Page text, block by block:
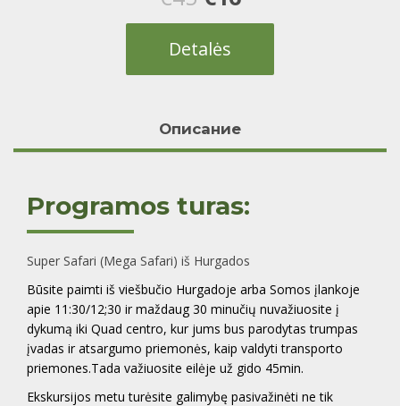
price
was:
price
is:
Detalės
Oписание
Programos turas:
Super Safari (Mega Safari) iš Hurgados
Būsite paimti iš viešbučio Hurgadoje arba Somos įlankoje
apie 11:30/12;30 ir maždaug 30 minučių nuvažiuosite į
dykumą iki Quad centro, kur jums bus parodytas trumpas
įvadas ir atsargumo priemonės, kaip valdyti transporto
priemones.Tada važiuosite eilėje už gido 45min.
Ekskursijos metu turėsite galimybę pasivažinėti ne tik